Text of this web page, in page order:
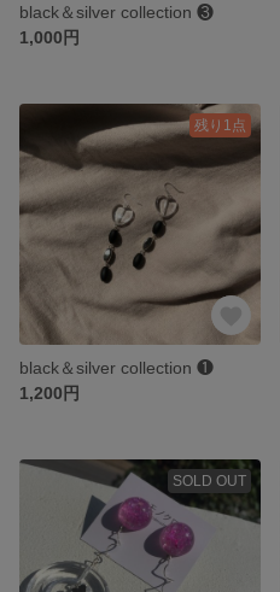
black＆silver collection ❸
1,000円
残り1点
black＆silver collection ❶
1,200円
SOLD OUT